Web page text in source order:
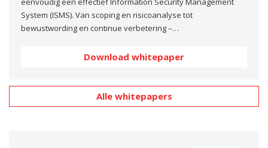
System (ISMS). Van scoping en risicoanalyse tot
bewustwording en continue verbetering –…
Download whitepaper
Alle whitepapers